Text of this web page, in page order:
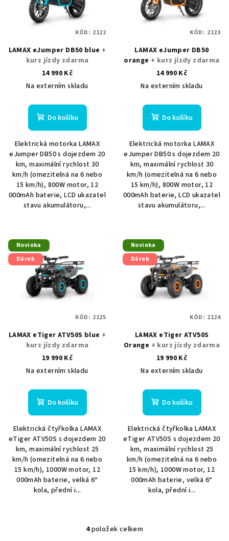
oLAMAX eJumper DB50 blue +
kurz jízdy zdarma
14 990 Kč
Na externím skladu
Do košíku
Elektrická motorka LAMAX
eJumper DB50 s dojezdem 20
km, maximální rychlost 30
km/h (omezitelná na 6 nebo
15 km/h), 800W motor, 12
000mAh baterie, LCD ukazatel
stavu akumulátoru,...
KÓD: 2122
LAMAX eJumper DB50
orange + kurz jízdy zdarma
14 990 Kč
Na externím skladu
Do košíku
Elektrická motorka LAMAX
eJumper DB50 s dojezdem 20
km, maximální rychlost 30
km/h (omezitelná na 6 nebo
15 km/h), 800W motor, 12
000mAh baterie, LCD ukazatel
stavu akumulátoru,...
KÓD: 2123
Novinka
Dárek
LAMAX eTiger ATV50S blue +
kurz jízdy zdarma
19 990 Kč
Na externím skladu
Do košíku
Elektrická čtyřkolka LAMAX
eTiger ATV50S s dojezdem 20
km, maximální rychlost 25
km/h (omezitelná na 6 nebo
15 km/h), 1000W motor, 12
000mAh baterie, velká 6“
kola, přední i...
KÓD: 2125
Novinka
Dárek
LAMAX eTiger ATV50S
Orange + kurz jízdy zdarma
19 990 Kč
Na externím skladu
Do košíku
Elektrická čtyřkolka LAMAX
eTiger ATV50S s dojezdem 20
km, maximální rychlost 25
km/h (omezitelná na 6 nebo
15 km/h), 1000W motor, 12
000mAh baterie, velká 6“
kola, přední i...
KÓD: 2124
O
4položek celkem